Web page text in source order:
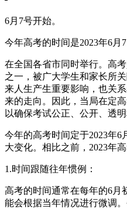
6月7号开始。
今年高考的时间是2023年6月7
在全国各省市同时举行。高
之一，被广大学生和家长所
来人生产生重要影响，也关
来的走向。因此，当局在定
以确保考试公正、公开、透明
今年的高考时间定于2023年6
大变化。相比之前，2023年
1.时间跟随往年惯例：
高考的时间通常在每年的6月
能会根据当年情况进行微调